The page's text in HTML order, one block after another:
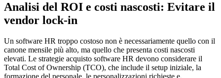
Analisi del ROI e costi nascosti: Evitare il
vendor lock-in
Un software HR troppo costoso non è necessariamente quello con il
canone mensile più alto, ma quello che presenta costi nascosti
elevati. Le strategie acquisto software HR devono considerare il
Total Cost of Ownership (TCO), che include il setup iniziale, la